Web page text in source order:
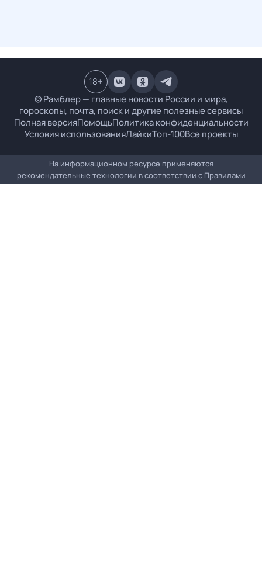
© Рамблер — главные новости России и мира,
гороскопы, почта, поиск и другие полезные сервисы
Полная версияПомощьПолитика конфиденциальности
Условия использованияЛайкиТоп-100Все проекты
18+
На информационном ресурсе применяются
рекомендательные технологии в соответствии с Правилами